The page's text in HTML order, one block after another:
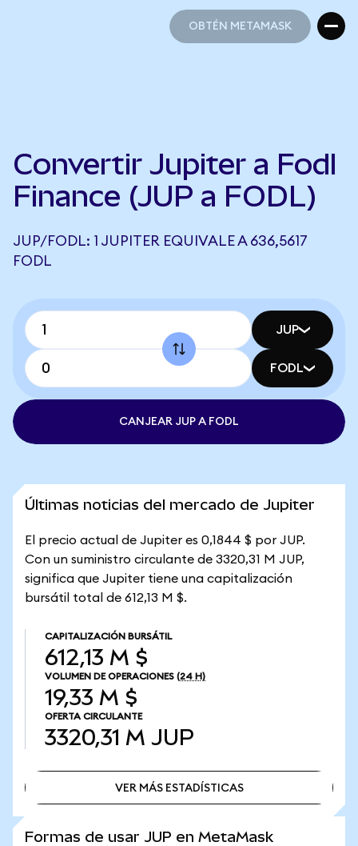
OBTÉN METAMASK
Convertir Jupiter a Fodl
Finance (JUP a FODL)
JUP/FODL: 1 JUPITER EQUIVALE A 636,5617
FODL
JUP
FODL
CANJEAR JUP A FODL
Últimas noticias del mercado de Jupiter
El precio actual de Jupiter es 0,1844 $ por JUP.
Con un suministro circulante de 3320,31 M JUP,
significa que Jupiter tiene una capitalización
bursátil total de 612,13 M $.
CAPITALIZACIÓN BURSÁTIL
612,13 M $
VOLUMEN DE OPERACIONES (24 H)
19,33 M $
OFERTA CIRCULANTE
3320,31 M JUP
VER MÁS ESTADÍSTICAS
Formas de usar JUP en MetaMask